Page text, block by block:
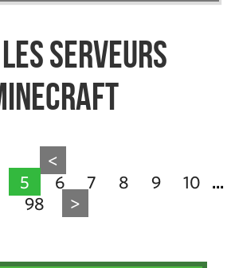
les serveurs
<
5 6 7 8 9 10 ...
98 >